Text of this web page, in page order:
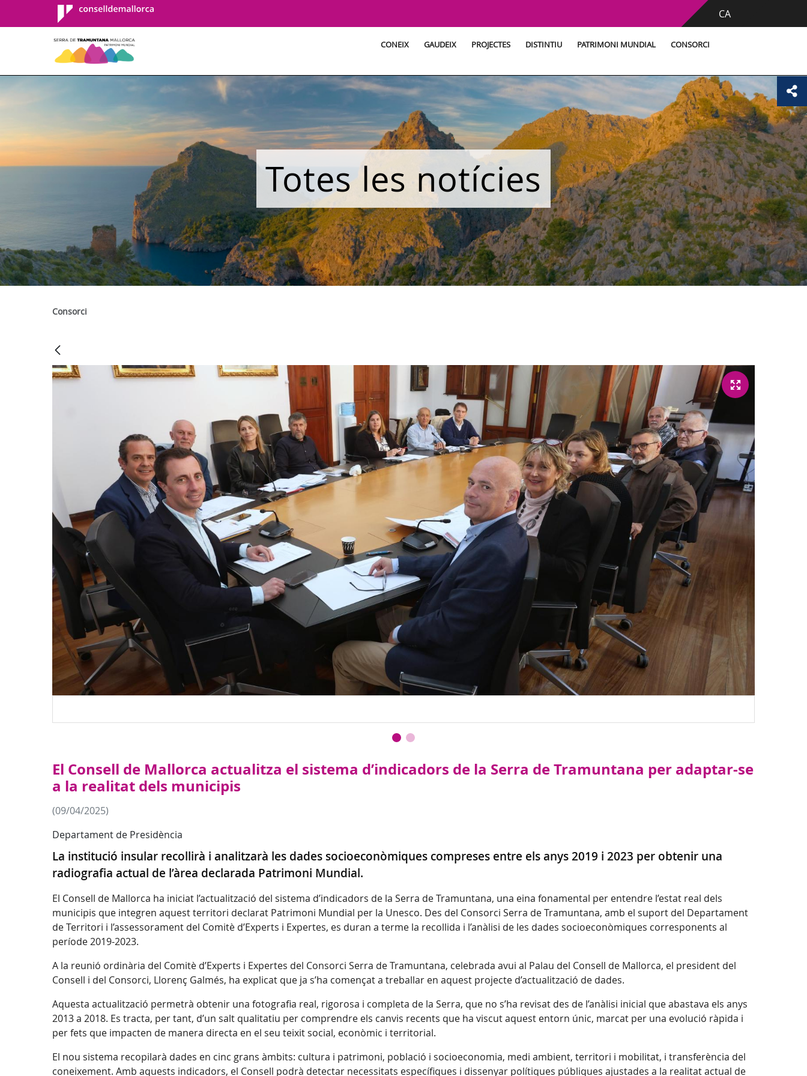
Consell de
Mallorca
CA
CONEIX GAUDEIX PROJECTES DISTINTIU PATRIMONI MUNDIAL CONSORCI
Totes les notícies
Consorci
El Consell de Mallorca actualitza el sistema d’indicadors de la Serra de Tramuntana per adaptar-se
a la realitat dels municipis
(09/04/2025)
Departament de Presidència
La institució insular recollirà i analitzarà les dades socioeconòmiques compreses entre els anys 2019 i 2023 per obtenir una
radiografia actual de l’àrea declarada Patrimoni Mundial.
El Consell de Mallorca ha iniciat l’actualització del sistema d’indicadors de la Serra de Tramuntana, una eina fonamental per entendre l’estat real dels
municipis que integren aquest territori declarat Patrimoni Mundial per la Unesco. Des del Consorci Serra de Tramuntana, amb el suport del Departament
de Territori i l’assessorament del Comitè d’Experts i Expertes, es duran a terme la recollida i l’anàlisi de les dades socioeconòmiques corresponents al
període 2019-2023.
A la reunió ordinària del Comitè d’Experts i Expertes del Consorci Serra de Tramuntana, celebrada avui al Palau del Consell de Mallorca, el president del
Consell i del Consorci, Llorenç Galmés, ha explicat que ja s’ha començat a treballar en aquest projecte d’actualització de dades.
Aquesta actualització permetrà obtenir una fotografia real, rigorosa i completa de la Serra, que no s’ha revisat des de l’anàlisi inicial que abastava els anys
2013 a 2018. Es tracta, per tant, d’un salt qualitatiu per comprendre els canvis recents que ha viscut aquest entorn únic, marcat per una evolució ràpida i
per fets que impacten de manera directa en el seu teixit social, econòmic i territorial.
El nou sistema recopilarà dades en cinc grans àmbits: cultura i patrimoni, població i socioeconomia, medi ambient, territori i mobilitat, i transferència del
coneixement. Amb aquests indicadors, el Consell podrà detectar necessitats específiques i dissenyar polítiques públiques ajustades a la realitat actual de